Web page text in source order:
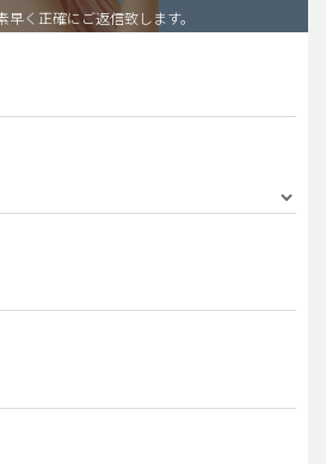
く正確にご返信致します。